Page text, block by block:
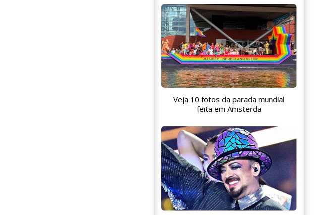
Veja 10 fotos da parada mundial
feita em Amsterdã